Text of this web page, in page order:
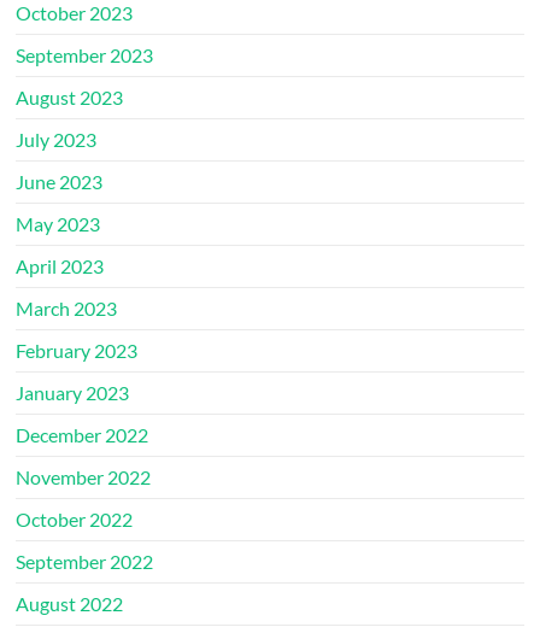
October 2023
September 2023
August 2023
July 2023
June 2023
May 2023
April 2023
March 2023
February 2023
January 2023
December 2022
November 2022
October 2022
September 2022
August 2022